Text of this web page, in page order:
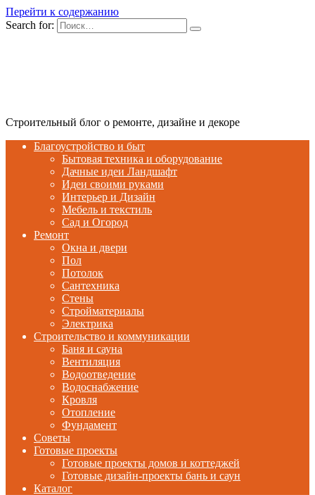
Перейти к содержанию
Search for:
Строительный блог о ремонте, дизайне и декоре
Благоустройство и быт
Бытовая техника и оборудование
Дачные идеи Ландшафт
Идеи своими руками
Интерьер и Дизайн
Мебель и текстиль
Сад и Огород
Ремонт
Окна и двери
Пол
Потолок
Сантехника
Стены
Стройматериалы
Электрика
Строительство и коммуникации
Баня и сауна
Вентиляция
Водоотведение
Водоснабжение
Кровля
Отопление
Фундамент
Советы
Готовые проекты
Готовые проекты домов и коттеджей
Готовые дизайн-проекты бань и саун
Каталог